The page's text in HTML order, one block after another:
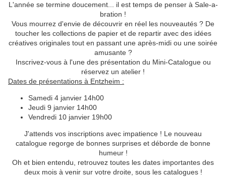
L'année se termine doucement... il est temps de penser à Sale-a-
bration !
Vous mourrez d'envie de découvrir en réel les nouveautés ? De
toucher les collections de papier et de repartir avec des idées
créatives originales tout en passant une après-midi ou une soirée
amusante ?
Inscrivez-vous à l'une des présentation du Mini-Catalogue ou
réservez un atelier !
Dates de présentations à Entzheim :
Samedi 4 janvier 14h00
Jeudi 9 janvier 14h00
Vendredi 10 janvier 19h00
J'attends vos inscriptions avec impatience ! Le nouveau
catalogue regorge de bonnes surprises et déborde de bonne
humeur !
Oh et bien entendu, retrouvez toutes les dates importantes des
deux mois à venir sur votre droite, sous les catalogues !